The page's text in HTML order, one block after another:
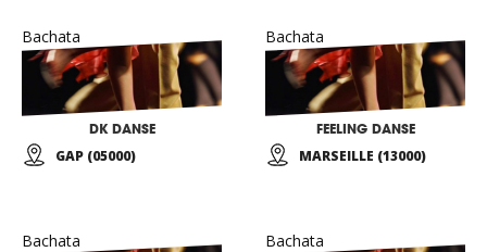
Bachata
DK DANSE
GAP (05000)
Bachata
FEELING DANSE
MARSEILLE (13000)
Bachata Bachata